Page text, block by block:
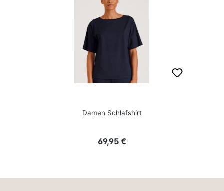
Damen Schlafshirt
Regulärer Preis:
69,95 €